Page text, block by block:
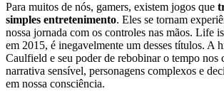
Para muitos de nós, gamers, existem jogos que
simples entretenimento. Eles se tornam
nossa jornada com os controles nas mãos. Life
em 2015, é inegavelmente um desses títulos. A
Caulfield e seu poder de rebobinar o tempo nos
narrativa sensível, personagens complexos e
em nossa consciência.